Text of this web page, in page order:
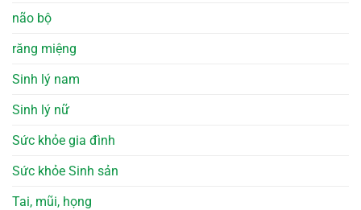
não bộ
răng miệng
Sinh lý nam
Sinh lý nữ
Sức khỏe gia đình
Sức khỏe Sinh sản
Tai, mũi, họng